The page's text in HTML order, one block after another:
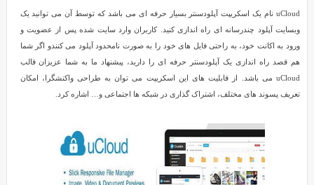
uCloud نام یک اسکریپت آپلودسنتر بسیار حرفه ای می باشد که توسط آن می توانید یک
وبسایت آپلود چندرسانه ای راه اندازی کنید. کاربران وارد سایت شده پس از عضویت و
ورود به اکانت خود، به راحتی فایل های خود را به صورت نامحدود آپلود می کنندو اگر شما
هم قصد راه اندازی یک آپلودسنتر حرفه ای را دارید، پیشنهاد ما به شما عزیزان قالب
uCloud می باشد. از قابلیت های این اسکریپت می توان به طراحی واکنشگرا، امکان
تعریف پسوند های مختلف، اشتراک گذاری در شبکه ها اجتماعی و… اشاره کرد.